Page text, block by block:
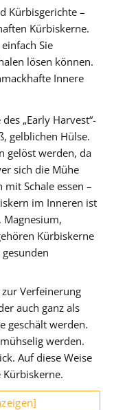
Kürbisgerichte –
Kürbiskerne.
Sie
lösen können.
Innere
„Early Harvest“-
gelblichen Hülse.
gelöst werden, da
sich die Mühe
Schale essen –
im Inneren ist
Magnesium,
Kürbiskerne
Verfeinerung
auch ganz als
geschält werden.
werden.
Auf diese Weise
Kürbiskerne.